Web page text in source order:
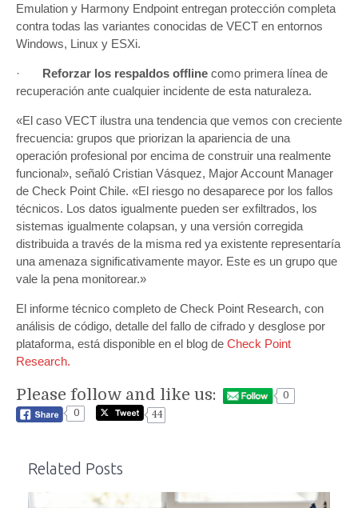
Emulation y Harmony Endpoint entregan protección completa
contra todas las variantes conocidas de VECT en entornos
Windows, Linux y ESXi.
· Reforzar los respaldos offline como primera línea de
recuperación ante cualquier incidente de esta naturaleza.
«El caso VECT ilustra una tendencia que vemos con creciente
frecuencia: grupos que priorizan la apariencia de una
operación profesional por encima de construir una realmente
funcional», señaló Cristian Vásquez, Major Account Manager
de Check Point Chile. «El riesgo no desaparece por los fallos
técnicos. Los datos igualmente pueden ser exfiltrados, los
sistemas igualmente colapsan, y una versión corregida
distribuida a través de la misma red ya existente representaría
una amenaza significativamente mayor. Este es un grupo que
vale la pena monitorear.»
El informe técnico completo de Check Point Research, con
análisis de código, detalle del fallo de cifrado y desglose por
plataforma, está disponible en el blog de Check Point
Research.
Please follow and like us:
0
0
44
Related Posts